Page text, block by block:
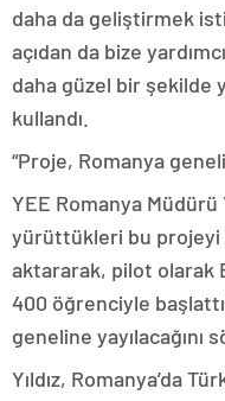
daha da geliştirmek
açıdan da bize
daha güzel bir şekilde
kullandı.
“Proje, Romanya
YEE Romanya Müdürü
yürüttükleri bu projeyi
aktararak, pilot olarak
400 öğrenciyle
geneline yayılacağını
Yıldız, Romanya’da